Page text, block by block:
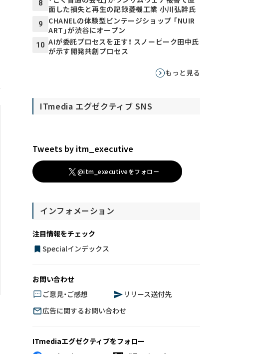
8
面した損失と再生の記録――菱機工業 小川弘幹氏
9
CHANELの体験型ビンテージショップ 「NUIR
ART」が渋谷にオープン
10 AIが委託プロセスを正す！ スノーピーク田中氏
が示す開発共創プロセス
もっと見る
ITmedia エグゼクティブ SNS
Tweets by itm_executive
@itm_executiveをフォロー
インフォメーション
注目情報をチェック
Specialインデックス
お問い合わせ
ご意見・ご感想
リリース送付先
広告に関するお問い合わせ
ITmediaエグゼクティブをフォロー